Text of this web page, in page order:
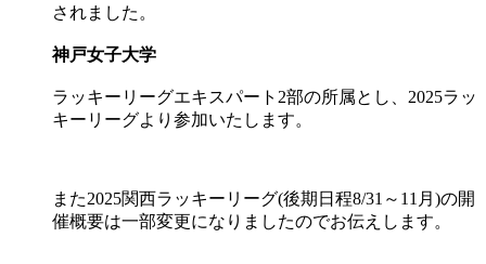
されました。
神戸女子大学
ラッキーリーグエキスパート2部の所属とし、2025ラッ
キーリーグより参加いたします。
また2025関西ラッキーリーグ(後期日程8/31～11月)の開
催概要は一部変更になりましたのでお伝えします。